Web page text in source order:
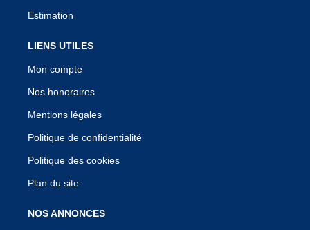
Estimation
LIENS UTILES
Mon compte
Nos honoraires
Mentions légales
Politique de confidentialité
Politique des cookies
Plan du site
NOS ANNONCES